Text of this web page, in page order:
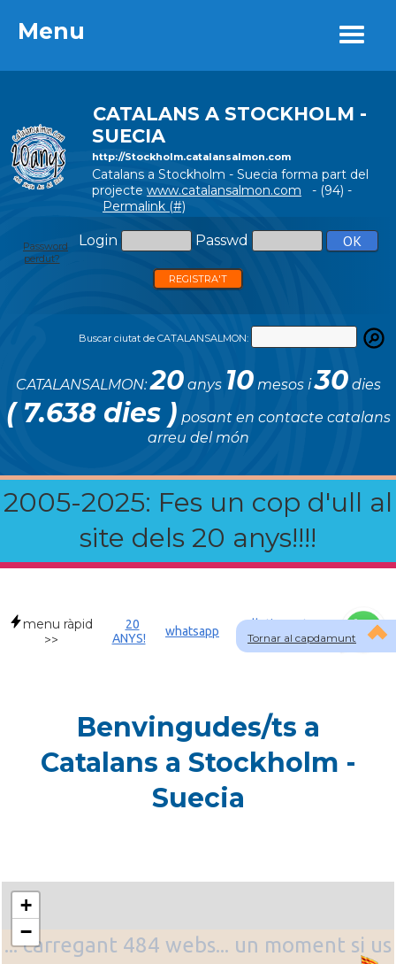
Menu
CATALANS A STOCKHOLM -
SUECIA
http://Stockholm.catalansalmon.com
Catalans a Stockholm - Suecia forma part del
projecte www.catalansalmon.com - (94) -
Permalink (#)
Login Passwd
Password
perdut?
REGISTRA'T
Buscar ciutat de CATALANSALMON:
CATALANSALMON:20anys 10mesos i30dies
( 7.638 dies ) posant en contacte catalans
arreu del món
2005-2025: Fes un cop d'ull al
site dels 20 anys!!!!
Menu
Tornar al capdamunt
menu ràpid
>>
20
ANYS!
whatsapp
Allotjament a
SWE
Benvingudes/ts a
Catalans a Stockholm -
Suecia
... carregant 484 webs... un moment si us
+
−